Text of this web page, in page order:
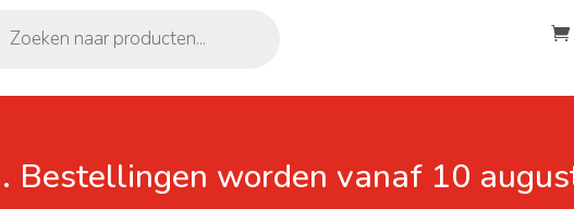
Bestellingen worden vanaf 10